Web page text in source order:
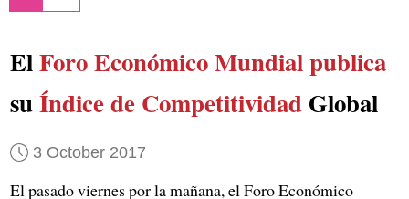
ElForo Económico Mundialpublica
suÍndice de CompetitividadGlobal
3 October 2017
El pasado viernes por la mañana, el Foro Económico